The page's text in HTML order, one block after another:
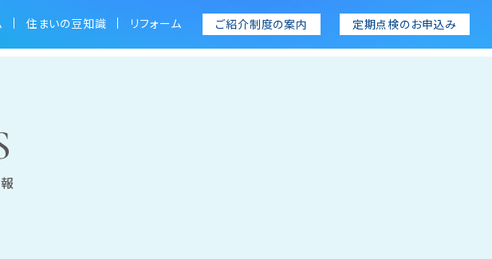
住まいの豆知識 リフォーム ご紹介制度の案内 定期点検のお申込み